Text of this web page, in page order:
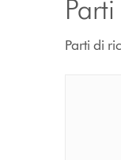
Parti di